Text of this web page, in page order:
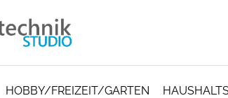
HOBBY/FREIZEIT/GARTEN